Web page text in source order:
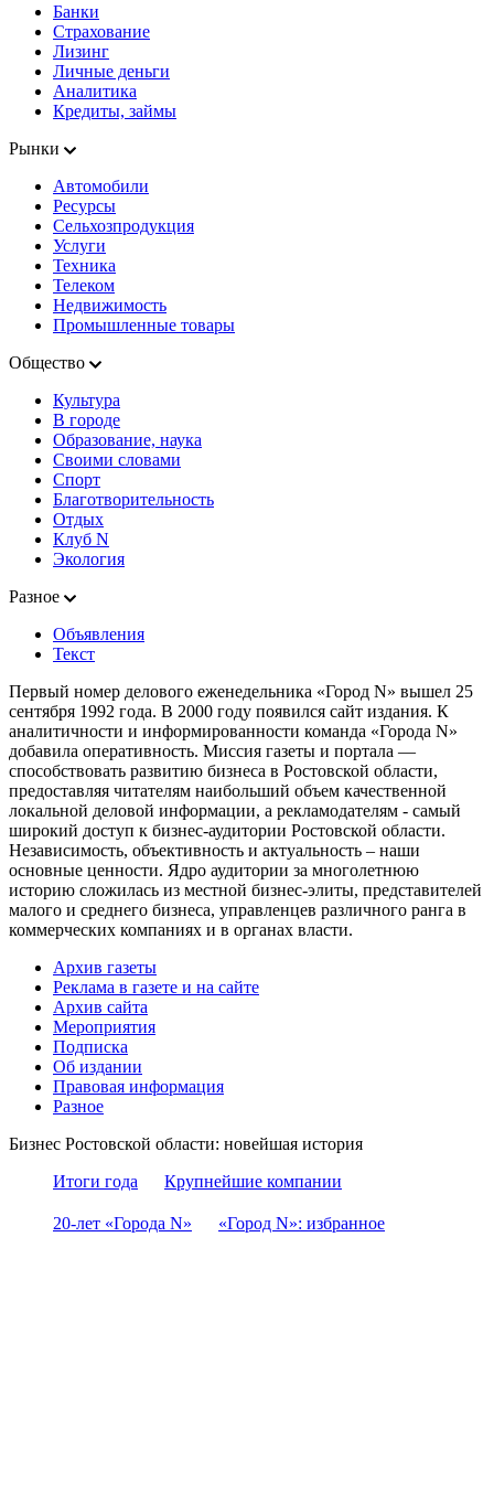
Банки
Страхование
Лизинг
Личные деньги
Аналитика
Кредиты, займы
Рынки
Автомобили
Ресурсы
Сельхозпродукция
Услуги
Техника
Телеком
Недвижимость
Промышленные товары
Общество
Культура
В городе
Образование, наука
Своими словами
Спорт
Благотворительность
Отдых
Клуб N
Экология
Разное
Объявления
Текст
Первый номер делового еженедельника «Город N» вышел 25
сентября 1992 года. В 2000 году появился сайт издания. К
аналитичности и информированности команда «Города N»
добавила оперативность. Миссия газеты и портала —
способствовать развитию бизнеса в Ростовской области,
предоставляя читателям наибольший объем качественной
локальной деловой информации, а рекламодателям - самый
широкий доступ к бизнес-аудитории Ростовской области.
Независимость, объективность и актуальность – наши
основные ценности. Ядро аудитории за многолетнюю
историю сложилась из местной бизнес-элиты, представителей
малого и среднего бизнеса, управленцев различного ранга в
коммерческих компаниях и в органах власти.
Архив газеты
Реклама в газете и на сайте
Архив сайта
Мероприятия
Подписка
Об издании
Правовая информация
Разное
Бизнес Ростовской области: новейшая история
Итоги года
Крупнейшие компании
20-лет «Города N» «Город N»: избранное